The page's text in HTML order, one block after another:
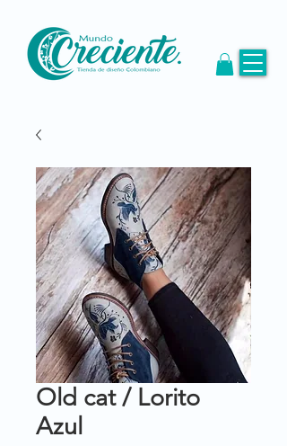
Old cat / Lorito
Azul